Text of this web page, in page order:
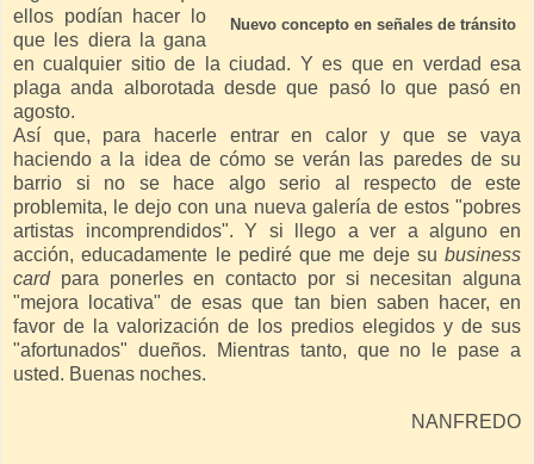
Nuevo concepto en señales de tránsito
ellos podían hacer lo
que les diera la gana
en cualquier sitio de la ciudad. Y es que en verdad esa
plaga anda alborotada desde que pasó lo que pasó en
agosto.
Así que, para hacerle entrar en calor y que se vaya
haciendo a la idea de cómo se verán las paredes de su
barrio si no se hace algo serio al respecto de este
problemita, le dejo con una nueva galería de estos "pobres
artistas incomprendidos". Y si llego a ver a alguno en
acción, educadamente le pediré que me deje su business
cardpara ponerles en contacto por si necesitan alguna
"mejora locativa" de esas que tan bien saben hacer, en
favor de la valorización de los predios elegidos y de sus
"afortunados" dueños. Mientras tanto, que no le pase a
usted. Buenas noches.
NANFREDO